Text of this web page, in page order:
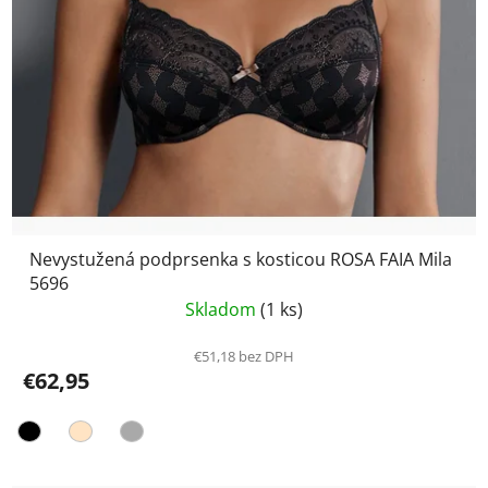
Nevystužená podprsenka s kosticou ROSA FAIA Mila
5696
Skladom (1 ks)
€51,18 bez DPH
€62,95